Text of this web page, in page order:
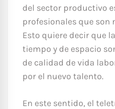
del sector productivo
profesionales que son
Esto quiere decir que
tiempo y de espacio
de calidad de vida
por el nuevo talento.
En este sentido, el